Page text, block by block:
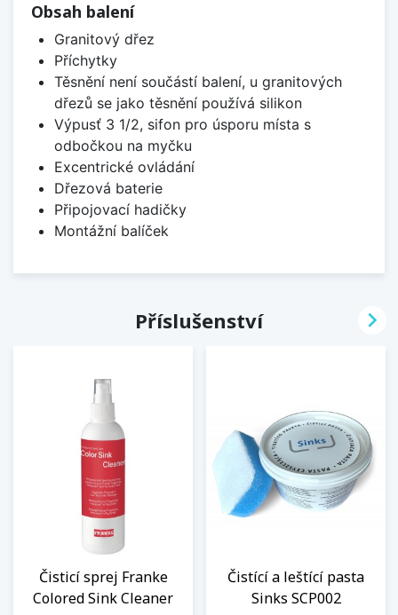
Obsah balení
Granitový dřez
Příchytky
Těsnění není součástí balení, u granitových
dřezů se jako těsnění používá silikon
Výpusť 3 1/2, sifon pro úsporu místa s
odbočkou na myčku
Excentrické ovládání
Dřezová baterie
Připojovací hadičky
Montážní balíček
Příslušenství
Čisticí sprej Franke
Colored Sink Cleaner
Čistící a leštící pasta
Sinks SCP002
